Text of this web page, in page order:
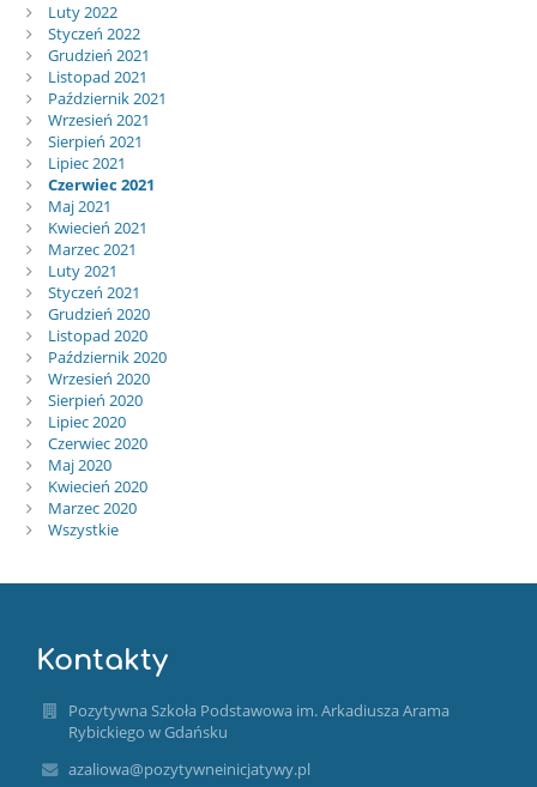
Luty 2022
Styczeń 2022
Grudzień 2021
Listopad 2021
Październik 2021
Wrzesień 2021
Sierpień 2021
Lipiec 2021
Czerwiec 2021
Maj 2021
Kwiecień 2021
Marzec 2021
Luty 2021
Styczeń 2021
Grudzień 2020
Listopad 2020
Październik 2020
Wrzesień 2020
Sierpień 2020
Lipiec 2020
Czerwiec 2020
Maj 2020
Kwiecień 2020
Marzec 2020
Wszystkie
Kontakty
Pozytywna Szkoła Podstawowa im. Arkadiusza Arama
Rybickiego w Gdańsku
azaliowa@pozytywneinicjatywy.pl